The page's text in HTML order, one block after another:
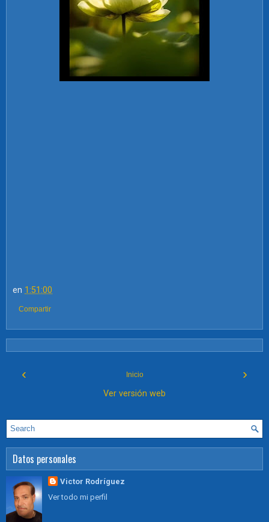
en 1:51:00
Compartir
‹ ›
Inicio
Ver versión web
Datos personales
Victor Rodríguez
Ver todo mi perfil